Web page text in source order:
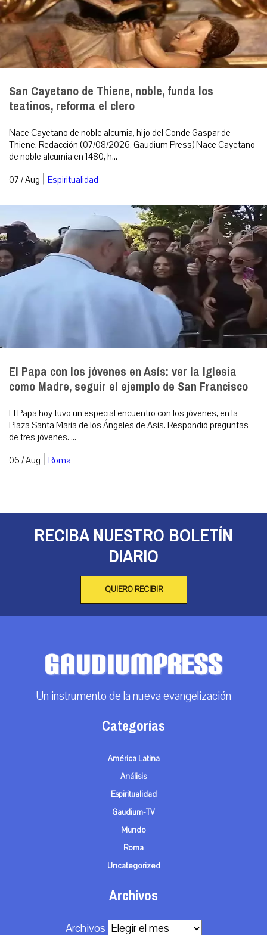
San Cayetano de Thiene, noble, funda los
teatinos, reforma el clero
Nace Cayetano de noble alcurnia, hijo del Conde Gaspar de
Thiene. Redacción (07/08/2026, Gaudium Press) Nace Cayetano
de noble alcurnia en 1480, h...
07 / Aug | Espiritualidad
El Papa con los jóvenes en Asís: ver la Iglesia
como Madre, seguir el ejemplo de San Francisco
El Papa hoy tuvo un especial encuentro con los jóvenes, en la
Plaza Santa María de los Ángeles de Asís. Respondió preguntas
de tres jóvenes. ...
06 / Aug | Roma
RECIBA NUESTRO BOLETÍN
DIARIO
QUIERO RECIBIR
Un instrumento de la nueva evangelización
Categorías
América Latina
Análisis
Espiritualidad
Gaudium-TV
Mundo
Roma
Uncategorized
Archivos
Archivos